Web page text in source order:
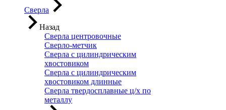
Сверла
Назад
Сверла центровочные
Сверло-метчик
Сверла с цилиндрическим
хвостовиком
Сверла с цилиндрическим
хвостовиком длинные
Сверла твердосплавные ц/х по
металлу